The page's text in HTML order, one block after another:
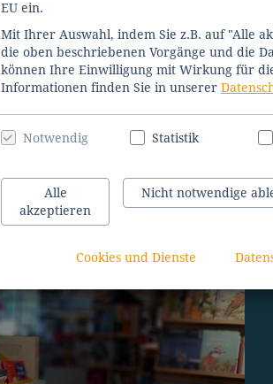
EU ein.
Mit Ihrer Auswahl, indem Sie z.B. auf "Alle
die oben beschriebenen Vorgänge und die
können Ihre Einwilligung mit Wirkung für
Informationen finden Sie in unserer
Notwendig Statistik
Alle
akzeptieren
Nicht notwendige
Cookies und Dienste